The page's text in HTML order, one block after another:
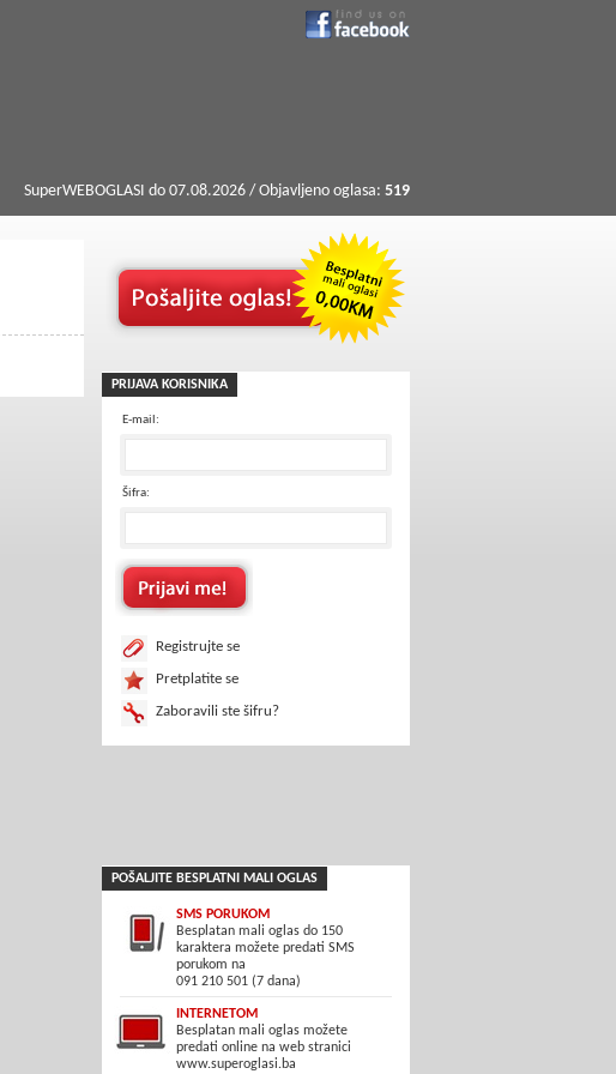
SuperWEBOGLASI do 07.08.2026 / Objavljeno oglasa: 519
PRIJAVA KORISNIKA
E-mail:
Šifra:
Registrujte se
Pretplatite se
Zaboravili ste šifru?
POŠALJITE BESPLATNI MALI OGLAS
SMS PORUKOM
Besplatan mali oglas do 150
karaktera možete predati SMS
porukom na
091 210 501 (7 dana)
INTERNETOM
Besplatan mali oglas možete
predati online na web stranici
www.superoglasi.ba